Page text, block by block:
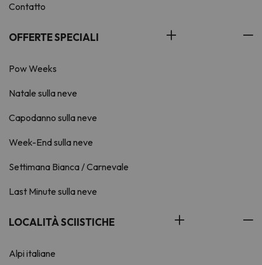
Contatto
OFFERTE SPECIALI
Pow Weeks
Natale sulla neve
Capodanno sulla neve
Week-End sulla neve
Settimana Bianca / Carnevale
Last Minute sulla neve
LOCALITÀ SCIISTICHE
Alpi italiane